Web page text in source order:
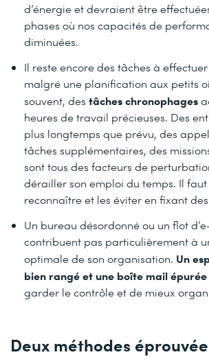
d’énergie et devraient être
phases où nos capacités de
diminuées.
Il reste encore des tâches à
malgré une planification aux petits
souvent, des tâches chronophages
heures de travail précieuses. Des
plus longtemps que prévu, des
tâches supplémentaires, des
sont tous des facteurs de
dérailler son emploi du temps. Il
reconnaître et les éviter en fixant
Un bureau désordonné ou un flot
contribuent pas particulièrement à
optimale de son organisation. Un
bien rangé et une boîte mail épurée
garder le contrôle et de mieux
Deux méthodes